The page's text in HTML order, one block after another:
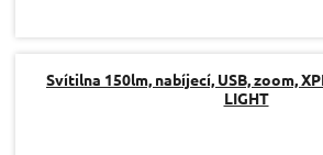
Svítilna 150lm, nabíjecí, USB, zoom,
LIGHT